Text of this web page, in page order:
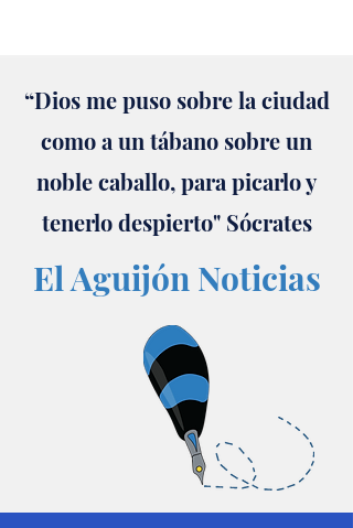
“Dios me puso sobre la ciudad
como a un tábano sobre un
noble caballo, para picarlo y
tenerlo despierto" Sócrates
El Aguijón Noticias